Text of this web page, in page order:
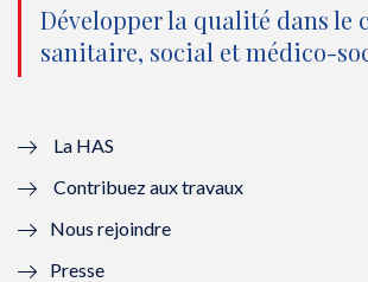
o
u
l
l
n
o
e
o
u
n
o
Développer la qualité dans le
sanitaire, social et médico-
La HAS
Contribuez aux travaux
Nous rejoindre
Presse